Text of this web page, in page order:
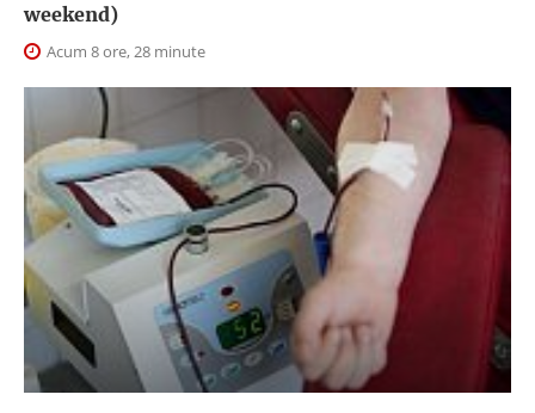
weekend)
Acum 8 ore, 28 minute